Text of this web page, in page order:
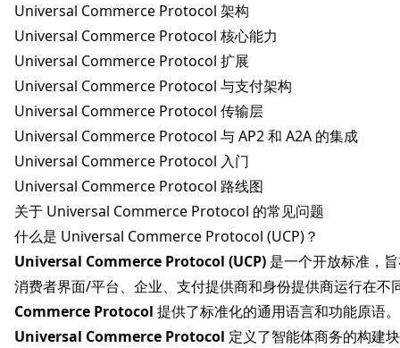
Universal Commerce Protocol 架构
Universal Commerce Protocol 核心能力
Universal Commerce Protocol 扩展
Universal Commerce Protocol 与支付架构
Universal Commerce Protocol 传输层
Universal Commerce Protocol 与 AP2 和 A2A 的集成
Universal Commerce Protocol 入门
Universal Commerce Protocol 路线图
关于 Universal Commerce Protocol 的常见问题
什么是 Universal Commerce Protocol (UCP)？
Universal Commerce Protocol (UCP) 是一个开放标准，
消费者界面/平台、企业、支付提供商和身份提供商运行在不
Commerce Protocol 提供了标准化的通用语言和功能原语。
Universal Commerce Protocol 定义了智能体商务的构